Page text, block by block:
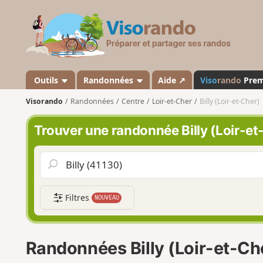
s
a
n
d
o
Outils Randonnées Aide ↗ Visorando
Visorando Randonnées Centre Loir-et-Cher Billy (Loir-et-Cher)
Trouver une randonnée Billy (Loir-
Filtres NOUVEAU
Randonnées Billy (Loir-et-